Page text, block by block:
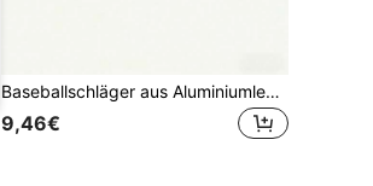
Baseballschläger aus Aluminiumlegierung in mehreren Größen, 25/28/30 Zoll Optionen, verdickter Metallschaft resistent gegen Verformung, rutschfester Griff mit Griffband, für Jugendtraining, Outdoor-Schlagen, Familiensport
9,46€